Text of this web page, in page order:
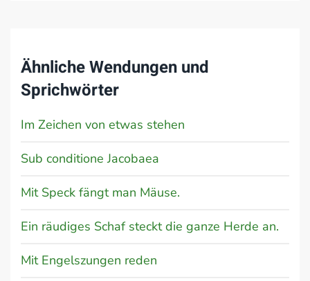
Ähnliche Wendungen und
Sprichwörter
Im Zeichen von etwas stehen
Sub conditione Jacobaea
Mit Speck fängt man Mäuse.
Ein räudiges Schaf steckt die ganze Herde an.
Mit Engelszungen reden